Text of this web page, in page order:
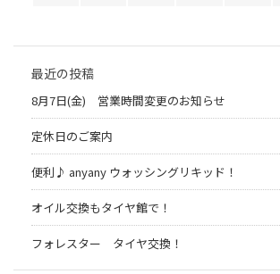
最近の投稿
8月7日(金) 営業時間変更のお知らせ
定休日のご案内
便利♪ anyany ウォッシングリキッド！
オイル交換もタイヤ館で！
フォレスター タイヤ交換！